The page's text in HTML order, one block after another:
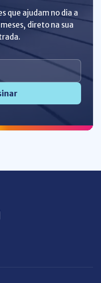
que ajudam no dia a
direto na sua